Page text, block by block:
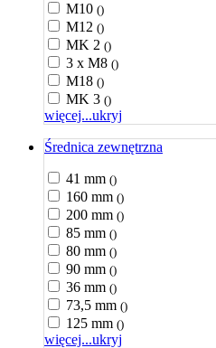
M10 ()
M12 ()
MK 2 ()
3 x M8 ()
M18 ()
MK 3 ()
więcej...ukryj
Średnica zewnętrzna
41 mm ()
160 mm ()
200 mm ()
85 mm ()
80 mm ()
90 mm ()
36 mm ()
73,5 mm ()
125 mm ()
więcej...ukryj